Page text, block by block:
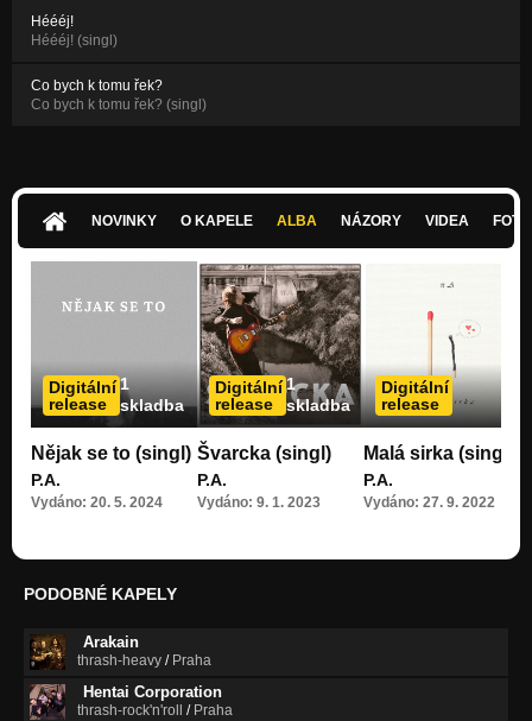
Héééj!
Héééj! (singl)
Co bych k tomu řek?
Co bych k tomu řek? (singl)
NOVINKY O KAPELE ALBA NÁZORY VIDEA
Digitální
release
1
skladba
Nějak se to (singl)
P.A.
Vydáno: 20. 5. 2024
Digitální
release
1
skladba
Švarcka (singl)
P.A.
Vydáno: 9. 1. 2023
Digitální
release
Malá sirka (singl)
P.A.
Vydáno: 27. 9. 2022
PODOBNÉ KAPELY
Arakain
thrash-heavy / Praha
Hentai Corporation
thrash-rock'n'roll / Praha